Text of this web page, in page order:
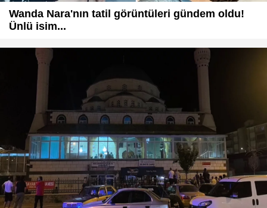
Wanda Nara'nın tatil görüntüleri gündem oldu!
Ünlü isim...